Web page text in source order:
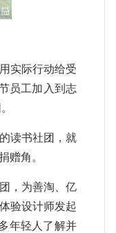
实际行动给受
员工加入到志
读书社团，就
赠角。
，为善淘、亿
验设计师发起
年轻人了解并